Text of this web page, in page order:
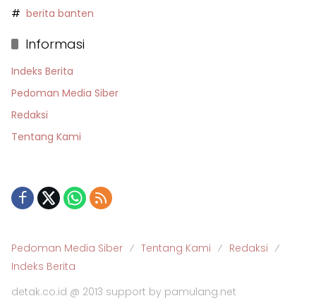
berita banten
Informasi
Indeks Berita
Pedoman Media Siber
Redaksi
Tentang Kami
Pedoman Media Siber Tentang Kami
Redaksi
Indeks Berita
detak.co.id @ 2013 support by pamulang.net